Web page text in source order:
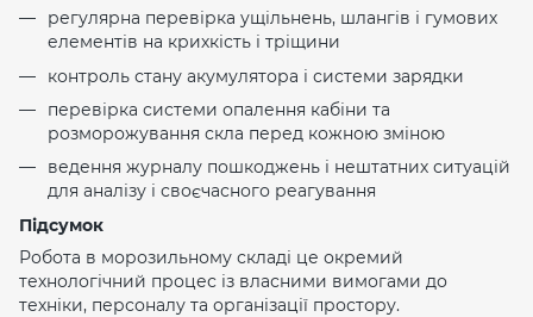
регулярна перевірка ущільнень, шлангів і гумових
елементів на крихкість і тріщини
контроль стану акумулятора і системи зарядки
перевірка системи опалення кабіни та
розморожування скла перед кожною зміною
ведення журналу пошкоджень і нештатних ситуацій
для аналізу і своєчасного реагування
Підсумок
Робота в морозильному складі це окремий
технологічний процес із власними вимогами до
техніки, персоналу та організації простору.